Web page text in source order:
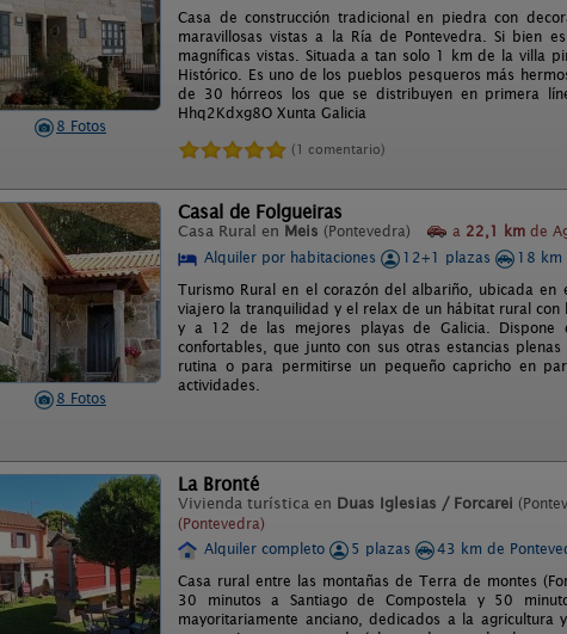
8 Fotos
Casa de construcción tradicional en piedra con
maravillosas vistas a la Ría de Pontevedra. Si bien
magníficas vistas. Situada a tan solo 1 km de la villa
Histórico. Es uno de los pueblos pesqueros más
de 30 hórreos los que se distribuyen en primera
Hhq2Kdxg8O Xunta Galicia
(1 comentario)
8 Fotos
Casal de Folgueiras
Casa Rural en Meis (Pontevedra) a 22,1 km de
Alquiler por habitaciones
12+1 plazas
18 km
Turismo Rural en el corazón del albariño, ubicada
viajero la tranquilidad y el relax de un hábitat rural
y a 12 de las mejores playas de Galicia. Dispone
confortables, que junto con sus otras estancias
rutina o para permitirse un pequeño capricho en
actividades.
La Bronté
Vivienda turística en Duas Iglesias / Forcarei
(Pontevedra)
Alquiler completo 5 plazas
43 km de
Casa rural entre las montañas de Terra de montes
30 minutos a Santiago de Compostela y 50
mayoritariamente anciano, dedicados a la agricultura